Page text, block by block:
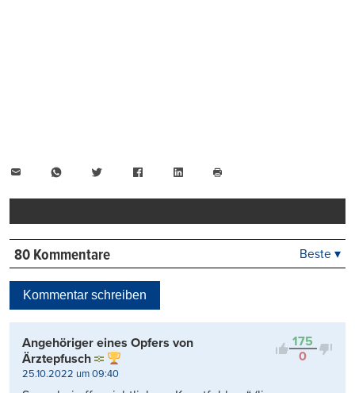
WhatsAppTwitter FacebookLinkedIn
drucken
80 Kommentare
Kontrovers
Beste ▾
Kommentar schreiben
175
0
Angehöriger eines Opfers von
Ärztepfusch
25.10.2022 um 09:40